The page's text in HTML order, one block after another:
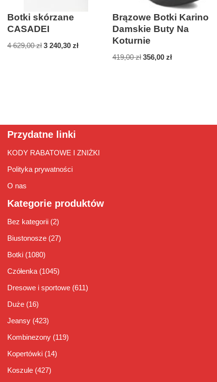
Botki skórzane
CASADEI
4 629,00zł 3 240,30 zł
Brązowe Botki Karino
Damskie Buty Na
Koturnie
419,00zł 356,00zł
Przydatne linki
KODY RABATOWE I ZNIŻKI
Polityka prywatności
O nas
Kategorie produktów
Bez kategorii (2)
Biustonosze (27)
Botki (1080)
Czółenka (1045)
Dresowe i sportowe (611)
Duże (16)
Jeansy (423)
Kombinezony (119)
Kopertówki (14)
Koszule (427)